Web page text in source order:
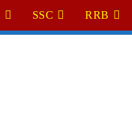
SSC RRB